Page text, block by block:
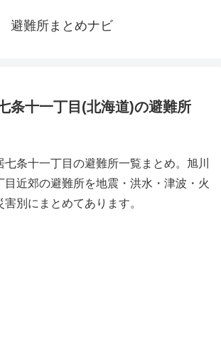
避難所まとめナビ
条十一丁目(北海道)の避難所
条十一丁目の避難所一覧まとめ。旭川
目近郊の避難所を地震・洪水・津波・火
別にまとめてあります。